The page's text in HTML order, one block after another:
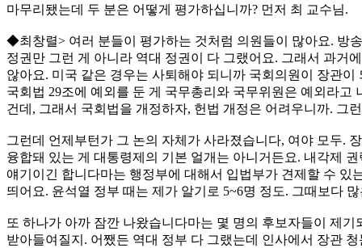
마무리됐는데 두 분은 어떻게 평가하십니까? 먼저 최 교수님.
◆최창렬> 여러 분들이 평가하는 것처럼 의원들이 많아요. 방
정권만 그런 게 아니라 역대 정권이 다 그랬어요. 그래서 과거
않아요. 미국 같은 경우는 사퇴해야 되니까 국회의원이 장관
국회법 29조에 예외를 둔 게 국무총리와 국무위원은 예외라
건데, 그래서 국회법을 개정하자, 헌법 개정은 어려우니까. 그
그런데 언제부턴가 그 논의 자체가 사라졌습니다, 여야 모두.
융합돼 있는 게 대통령제의 기본 얼개는 아니거든요. 내각제
얘기이긴 합니다마는 행정부에 대해서 입법부가 견제할 수
띄어요. 윤석열 정부 때는 제가 알기로 5~6명 정도. 그때보다
또 하나가 아까 잠깐 나왔습니다마는 몇 명의 후보자들이 제
받아들여질지. 어쨌든 역대 정부 다 그랬는데 인사에서 장관